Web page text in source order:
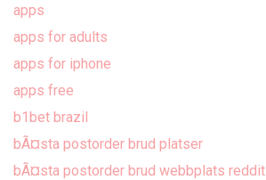
apps
apps for adults
apps for iphone
apps free
b1bet brazil
bÃ¤sta postorder brud platser
bÃ¤sta postorder brud webbplats reddit